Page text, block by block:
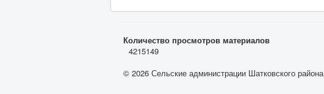
Количество просмотров материалов
4215149
© 2026 Сельские администрации Шатковского района